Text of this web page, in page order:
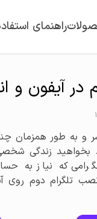
راهنمای
آیفون و
و به طور همزمان
بخواهید زندگی
که نیاز به
تلگرام دوم روی